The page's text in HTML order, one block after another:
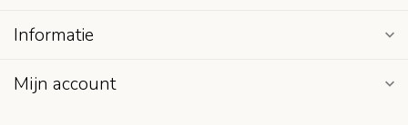
Informatie
Mijn account